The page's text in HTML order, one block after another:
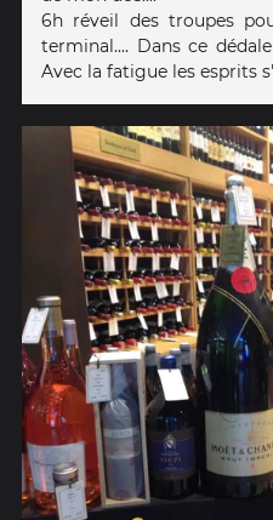
6h réveil des troupes
terminal.... Dans ce
Avec la fatigue les esprits